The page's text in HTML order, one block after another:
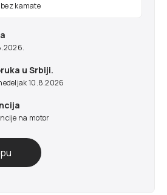
kamate
u Srbiji.
10.8.2026
na motor